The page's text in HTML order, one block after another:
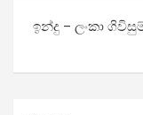
ඉන්දු – ලංකා